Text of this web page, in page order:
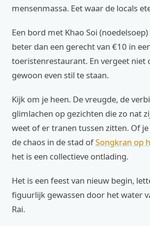
mensenmassa. Eet waar de locals
Een bord met Khao Soi
beter dan een gerecht van €10 in
toeristenrestaurant. En vergeet niet
gewoon even stil te staan.
Kijk om je heen. De vreugde, de
glimlachen op gezichten die zo nat
weet of er tranen tussen zitten. Of
de chaos in de stad ofSongkran op
het is een collectieve ontlading.
Het is een feest van nieuw begin,
figuurlijk gewassen door het water
Rai.